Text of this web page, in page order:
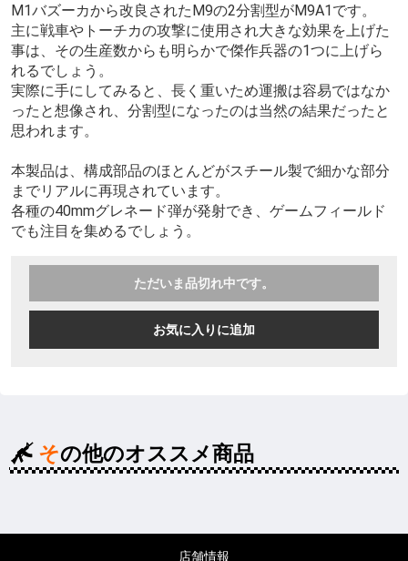
M1バズーカから改良されたM9の2分割型がM9A1です。
主に戦車やトーチカの攻撃に使用され大きな効果を上げた
事は、その生産数からも明らかで傑作兵器の1つに上げら
れるでしょう。
実際に手にしてみると、長く重いため運搬は容易ではなか
ったと想像され、分割型になったのは当然の結果だったと
思われます。
本製品は、構成部品のほとんどがスチール製で細かな部分
までリアルに再現されています。
各種の40mmグレネード弾が発射でき、ゲームフィールド
でも注目を集めるでしょう。
ただいま品切れ中です。
お気に入りに追加
その他のオススメ商品
店舗情報